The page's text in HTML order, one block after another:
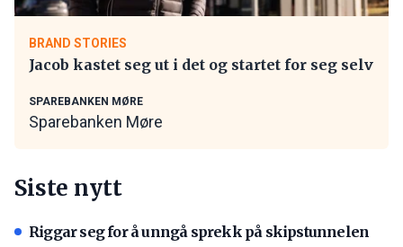
BRAND STORIES
Jacob kastet seg ut i det og startet for seg selv
SPAREBANKEN MØRE
Sparebanken Møre
Siste nytt
Riggar seg for å unngå sprekk på skipstunnelen